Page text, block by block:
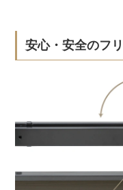
安心・安全のフ